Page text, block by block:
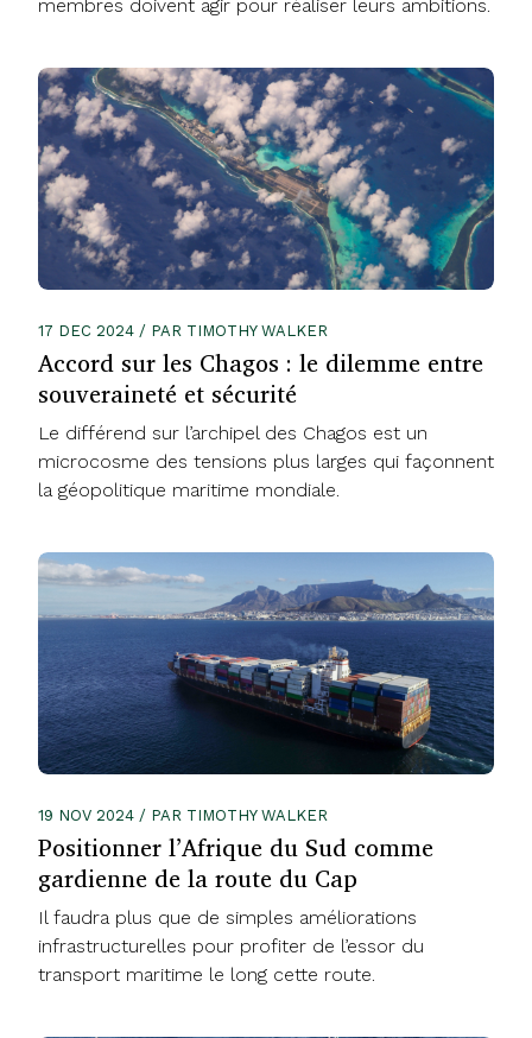
membres doivent agir pour réaliser leurs ambitions.
17 DEC 2024 / PAR TIMOTHY WALKER
Accord sur les Chagos : le dilemme entre
souveraineté et sécurité
Le différend sur l’archipel des Chagos est un
microcosme des tensions plus larges qui façonnent
la géopolitique maritime mondiale.
19 NOV 2024 / PAR TIMOTHY WALKER
Positionner l’Afrique du Sud comme
gardienne de la route du Cap
Il faudra plus que de simples améliorations
infrastructurelles pour profiter de l’essor du
transport maritime le long cette route.